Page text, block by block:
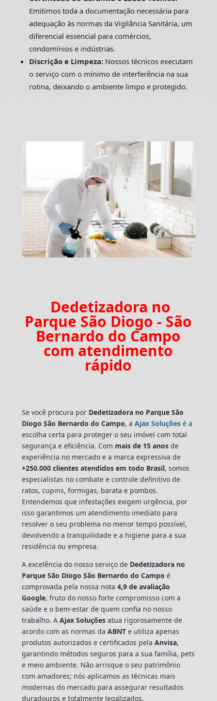
Emitimos toda a documentação necessária para
adequação às normas da Vigilância Sanitária, um
diferencial essencial para comércios,
condomínios e indústrias.
Discrição e Limpeza:Nossos técnicos executam
o serviço com o mínimo de interferência na sua
rotina, deixando o ambiente limpo e protegido.
Dedetizadora no
Parque São Diogo - São
Bernardo do Campo
com atendimento
rápido
Se você procura por Dedetizadora no Parque São
Diogo São Bernardo do Campo, a Ajax Soluçõesé a
escolha certa para proteger o seu imóvel com total
segurança e eficiência. Com mais de 15 anosde
experiência no mercado e a marca expressiva de
+250.000 clientes atendidos em todo Brasil, somos
especialistas no combate e controle definitivo de
ratos, cupins, formigas, barata e pombos.
Entendemos que infestações exigem urgência, por
isso garantimos um atendimento imediato para
resolver o seu problema no menor tempo possível,
devolvendo a tranquilidade e a higiene para a sua
residência ou empresa.
A excelência do nosso serviço de Dedetizadora no
Parque São Diogo São Bernardo do Campo é
comprovada pela nossa nota 4,9 de avaliação
Google, fruto do nosso forte compromisso com a
saúde e o bem-estar de quem confia no nosso
trabalho. A Ajax Soluçõesatua rigorosamente de
acordo com as normas da ABNTe utiliza apenas
produtos autorizados e certificados pela Anvisa,
garantindo métodos seguros para a sua família, pets
e meio ambiente. Não arrisque o seu patrimônio
com amadores; nós aplicamos as técnicas mais
modernas do mercado para assegurar resultados
duradouros e totalmente legalizados.